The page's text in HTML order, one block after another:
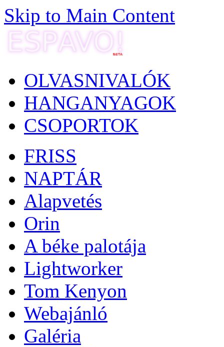
Skip to Main Content
OLVASNIVALÓK
HANGANYAGOK
CSOPORTOK
FRISS
NAPTÁR
Alapvetés
Orin
A béke palotája
Lightworker
Tom Kenyon
Webajánló
Galéria